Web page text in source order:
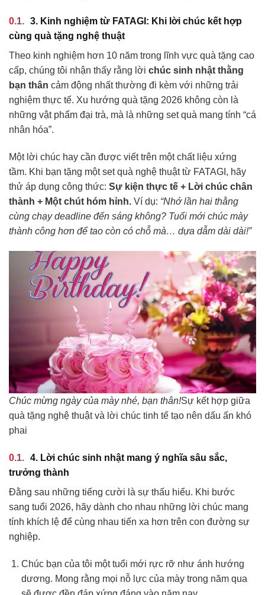
3. Kinh nghiệm từ FATAGI: Khi lời chúc kết hợp
cùng quà tặng nghệ thuật
Theo kinh nghiệm hơn 10 năm trong lĩnh vực quà tặng cao
cấp, chúng tôi nhận thấy rằng lời chúc sinh nhật thằng
bạn thân cảm động nhất thường đi kèm với những trải
nghiệm thực tế. Xu hướng quà tặng 2026 không còn là
những vật phẩm đại trà, mà là những set quà mang tính “cá
nhân hóa”.
Một lời chúc hay cần được viết trên một chất liệu xứng
tầm. Khi bạn tặng một set quà nghệ thuật từ FATAGI, hãy
thử áp dụng công thức: Sự kiện thực tế + Lời chúc chân
thành + Một chút hóm hỉnh. Ví dụ: “Nhớ lần hai thằng
cùng chạy deadline đến sáng không? Tuổi mới chúc mày
thành công hơn để tao còn có chỗ mà… dựa dẫm dài dài!”
Chúc mừng ngày của mày nhé, bạn thân!Sự kết hợp giữa
quà tặng nghệ thuật và lời chúc tinh tế tạo nên dấu ấn khó
phai
4. Lời chúc sinh nhật mang ý nghĩa sâu sắc,
trưởng thành
Đằng sau những tiếng cười là sự thấu hiểu. Khi bước
sang tuổi 2026, hãy dành cho nhau những lời chúc mang
tính khích lệ để cùng nhau tiến xa hơn trên con đường sự
nghiệp.
Chúc bạn của tôi một tuổi mới rực rỡ như ánh hướng
dương. Mong rằng mọi nỗ lực của mày trong năm qua